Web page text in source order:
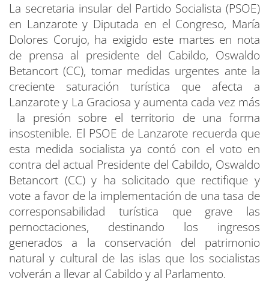
La secretaria insular del Partido Socialista (PSOE)
en Lanzarote y Diputada en el Congreso, María
Dolores Corujo, ha exigido este martes en nota
de prensa al presidente del Cabildo, Oswaldo
Betancort (CC), tomar medidas urgentes ante la
creciente saturación turística que afecta a
Lanzarote y La Graciosa y aumenta cada vez más
la presión sobre el territorio de una forma
insostenible. El PSOE de Lanzarote recuerda que
esta medida socialista ya contó con el voto en
contra del actual Presidente del Cabildo, Oswaldo
Betancort (CC) y ha solicitado que rectifique y
vote a favor de la implementación de una tasa de
corresponsabilidad turística que grave las
pernoctaciones, destinando los ingresos
generados a la conservación del patrimonio
natural y cultural de las islas que los socialistas
volverán a llevar al Cabildo y al Parlamento.